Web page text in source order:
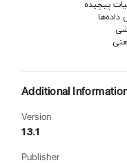
پیچیده
داده‌ها
Additional
Version
13.1
Publisher